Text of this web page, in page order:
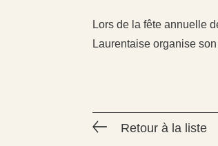
Lors de la fête annuelle
Laurentaise organise
Retour à la liste